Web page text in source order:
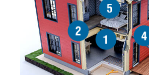
1
2 4
5